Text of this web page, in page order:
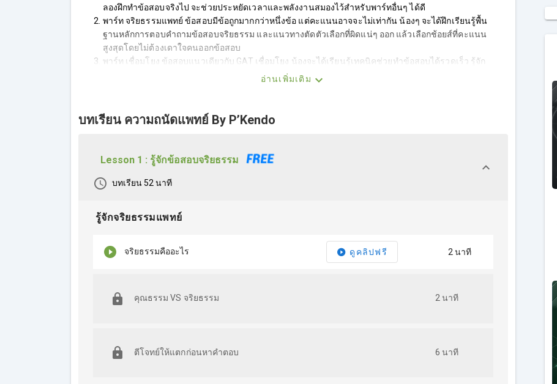
ลองฝึกทำข้อสอบจริงไป จะช่วยประหยัดเวลาและพลังงานสมองไว้สำหรับพาร์ทอื่นๆ ได้ดี
พาร์ท จริยธรรมแพทย์ ข้อสอบมีข้อถูกมากกว่าหนึ่งข้อ แต่คะแนนอาจจะไม่เท่ากัน น้องๆ จะได้ฝึกเรียนรู้พื้น
ฐานหลักการตอบคำถามข้อสอบจริยธรรม และแนวทางตัดตัวเลือกที่ผิดแน่ๆ ออก แล้วเลือกช้อยส์ที่คะแนน
สูงสุดโดยไม่ต้องเดาใจคนออกข้อสอบ
พาร์ท เชื่อมโยง ข้อสอบแนวเดียวกับ GAT เชื่อมโยง น้องจะได้เรียนรู้เทคนิคช่วยทำข้อสอบได้รวดเร็ว รู้จัก
แนวข้อสอบ หลักการและวิธีตอบแบบเป็นระบบ ไม่เสียเวลางงในห้องสอบ
อ่านเพิ่มเติม
บทเรียน ความถนัดแพทย์ By P’Kendo
Lesson 1 : รู้จักข้อสอบจริยธรรม
บทเรียน 52 นาที
รู้จักจริยธรรมแพทย์
จริยธรรมคืออะไร ดูคลิปฟรี 2 นาที
คุณธรรม VS จริยธรรม 2 นาที
ตีโจทย์ให้แตกก่อนหาคำตอบ 6 นาที